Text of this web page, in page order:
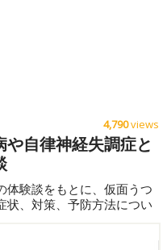
4,790views
や自律神経失調症と
体験談をもとに、仮面うつ
状、対策、予防方法につい